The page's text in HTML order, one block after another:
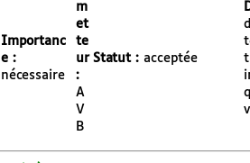
Importanc
e :
nécessaire
m
et
te
ur
:
A
V
B
Statut : acceptée